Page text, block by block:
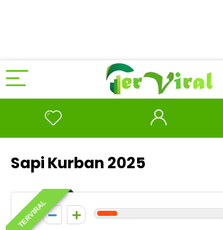
Sapi Kurban 2025
TERVIRAL
1